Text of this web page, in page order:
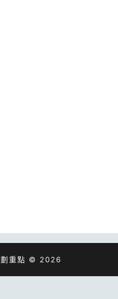
重點 © 2026